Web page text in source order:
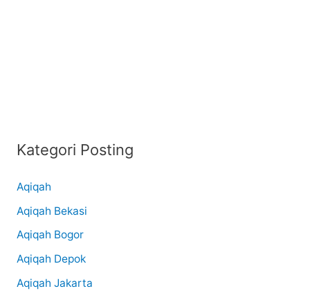
Kategori Posting
Aqiqah
Aqiqah Bekasi
Aqiqah Bogor
Aqiqah Depok
Aqiqah Jakarta